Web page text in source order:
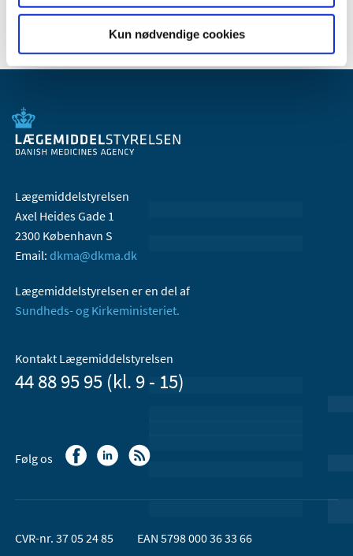
Kun nødvendige cookies
Lægemiddelstyrelsen
Axel Heides Gade 1
2300 København S
Email: dkma@dkma.dk
Lægemiddelstyrelsen er en del af
Sundheds- og Kirkeministeriet.
Kontakt Lægemiddelstyrelsen
44 88 95 95 (kl. 9 - 15)
Følg os
CVR-nr. 37 05 24 85 EAN 5798 000 36 33 66